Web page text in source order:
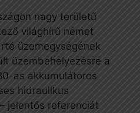
nagy területű
világhírű német
üzemegységének
üzembehelyezésre a
as akkumulátoros
hidraulikus
jelentős referenciát